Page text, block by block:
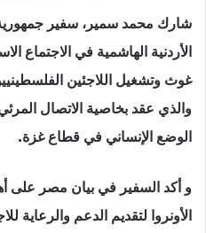
شارك محمد سمير، سفير
الأردنية الهاشمية في الاجتماع
غوث وتشغيل اللاجئين
والذي عقد بخاصية الاتصال
الوضع الإنساني في قطاع غزة.
و أكد السفير في بيان مصر على
الأونروا لتقديم الدعم والرعاية